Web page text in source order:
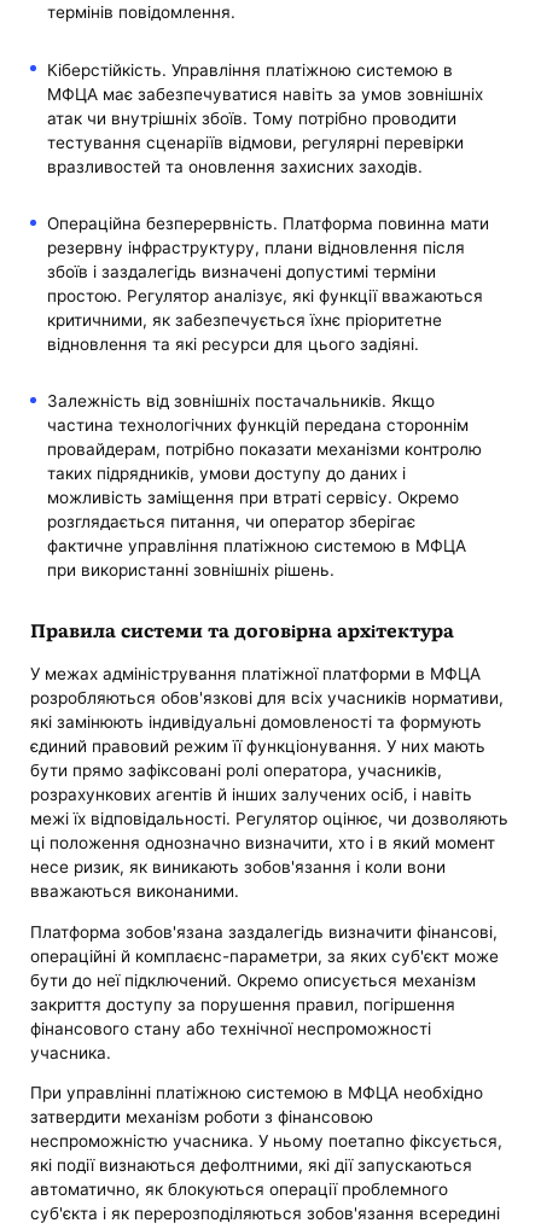
термінів повідомлення.
Кіберстійкість. Управління платіжною системою в
МФЦА має забезпечуватися навіть за умов зовнішніх
атак чи внутрішніх збоїв. Тому потрібно проводити
тестування сценаріїв відмови, регулярні перевірки
вразливостей та оновлення захисних заходів.
Операційна безперервність. Платформа повинна мати
резервну інфраструктуру, плани відновлення після
збоїв і заздалегідь визначені допустимі терміни
простою. Регулятор аналізує, які функції вважаються
критичними, як забезпечується їхнє пріоритетне
відновлення та які ресурси для цього задіяні.
Залежність від зовнішніх постачальників. Якщо
частина технологічних функцій передана стороннім
провайдерам, потрібно показати механізми контролю
таких підрядників, умови доступу до даних і
можливість заміщення при втраті сервісу. Окремо
розглядається питання, чи оператор зберігає
фактичне управління платіжною системою в МФЦА
при використанні зовнішніх рішень.
Правила системи та договірна архітектура
У межах адміністрування платіжної платформи в МФЦА
розробляються обов'язкові для всіх учасників нормативи,
які замінюють індивідуальні домовленості та формують
єдиний правовий режим її функціонування. У них мають
бути прямо зафіксовані ролі оператора, учасників,
розрахункових агентів й інших залучених осіб, і навіть
межі їх відповідальності. Регулятор оцінює, чи дозволяють
ці положення однозначно визначити, хто і в який момент
несе ризик, як виникають зобов'язання і коли вони
вважаються виконаними.
Платформа зобов'язана заздалегідь визначити фінансові,
операційні й комплаєнс-параметри, за яких суб'єкт може
бути до неї підключений. Окремо описується механізм
закриття доступу за порушення правил, погіршення
фінансового стану або технічної неспроможності
учасника.
При управлінні платіжною системою в МФЦА необхідно
затвердити механізм роботи з фінансовою
неспроможністю учасника. У ньому поетапно фіксується,
які події визнаються дефолтними, які дії запускаються
автоматично, як блокуються операції проблемного
суб'єкта і як перерозподіляються зобов'язання всередині